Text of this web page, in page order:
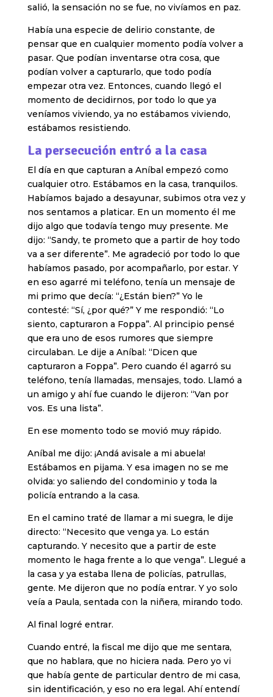
salió, la sensación no se fue, no vivíamos en paz.
Había una especie de delirio constante, de
pensar que en cualquier momento podía volver a
pasar. Que podían inventarse otra cosa, que
podían volver a capturarlo, que todo podía
empezar otra vez. Entonces, cuando llegó el
momento de decidirnos, por todo lo que ya
veníamos viviendo, ya no estábamos viviendo,
estábamos resistiendo.
La persecución entró a la casa
El día en que capturan a Aníbal empezó como
cualquier otro. Estábamos en la casa, tranquilos.
Habíamos bajado a desayunar, subimos otra vez y
nos sentamos a platicar. En un momento él me
dijo algo que todavía tengo muy presente. Me
dijo: “Sandy, te prometo que a partir de hoy todo
va a ser diferente”. Me agradeció por todo lo que
habíamos pasado, por acompañarlo, por estar. Y
en eso agarré mi teléfono, tenía un mensaje de
mi primo que decía: “¿Están bien?” Yo le
contesté: “Sí, ¿por qué?” Y me respondió: “Lo
siento, capturaron a Foppa”. Al principio pensé
que era uno de esos rumores que siempre
circulaban. Le dije a Aníbal: “Dicen que
capturaron a Foppa”. Pero cuando él agarró su
teléfono, tenía llamadas, mensajes, todo. Llamó a
un amigo y ahí fue cuando le dijeron: “Van por
vos. Es una lista”.
En ese momento todo se movió muy rápido.
Aníbal me dijo: ¡Andá avisale a mi abuela!
Estábamos en pijama. Y esa imagen no se me
olvida: yo saliendo del condominio y toda la
policía entrando a la casa.
En el camino traté de llamar a mi suegra, le dije
directo: “Necesito que venga ya. Lo están
capturando. Y necesito que a partir de este
momento le haga frente a lo que venga”. Llegué a
la casa y ya estaba llena de policías, patrullas,
gente. Me dijeron que no podía entrar. Y yo solo
veía a Paula, sentada con la niñera, mirando todo.
Al final logré entrar.
Cuando entré, la fiscal me dijo que me sentara,
que no hablara, que no hiciera nada. Pero yo vi
que había gente de particular dentro de mi casa,
sin identificación, y eso no era legal. Ahí entendí